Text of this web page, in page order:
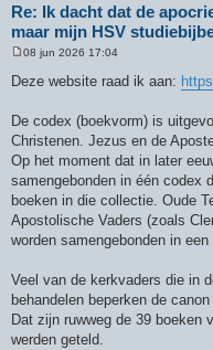
Re: Ik dacht dat de
maar mijn HSV
r
h
t
08 jun 2026 17:04
Deze website raad ik aan:
De codex (boekvorm) is
Christenen. Jezus en de
Op het moment dat in later
samengebonden in één codex
boeken in die collectie. Oude
Apostolische Vaders (zoals
worden samengebonden in
Veel van de kerkvaders die in
behandelen beperken de
Dat zijn ruwweg de 39 boeken
werden geteld.